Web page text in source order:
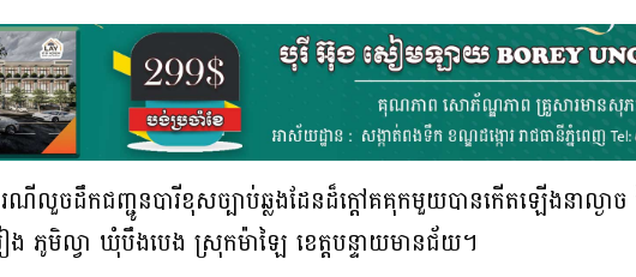
រណីលួចដឹកជញ្ជូនបារីខុសច្បាប់ឆ្លងដែនដ៏ក្តៅគគុកមួយបានកើតឡើងនាល្ងា
ភូមិល្វា ឃុំបឹងបេង ស្រុកម៉ាឡៃ ខេត្តបន្ទាយមានជ័យ។